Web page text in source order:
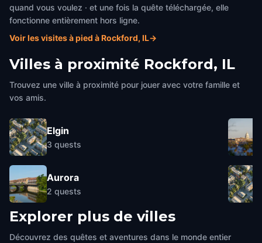
quand vous voulez · et une fois la quête téléchargée, elle
fonctionne entièrement hors ligne.
Voir les visites à pied à Rockford, IL→
Villes à proximité Rockford, IL
Trouvez une ville à proximité pour jouer avec votre famille et
vos amis.
Elgin
3 quests
Aurora
2 quests
Explorer plus de villes
Découvrez des quêtes et aventures dans le monde entier